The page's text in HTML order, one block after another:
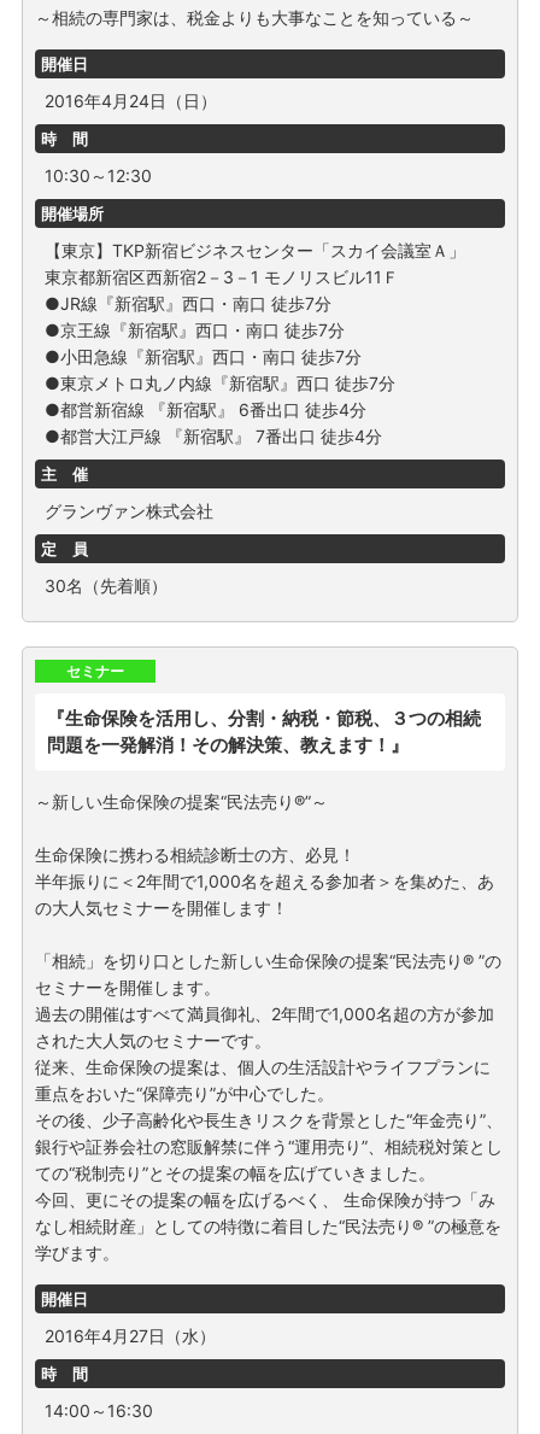
～相続の専門家は、税金よりも大事なことを知っている～
開催日
2016年4月24日（日）
時 間
10:30～12:30
開催場所
【東京】TKP新宿ビジネスセンター「スカイ会議室Ａ」
東京都新宿区西新宿2－3－1 モノリスビル11Ｆ
●JR線『新宿駅』西口・南口 徒歩7分
●京王線『新宿駅』西口・南口 徒歩7分
●小田急線『新宿駅』西口・南口 徒歩7分
●東京メトロ丸ノ内線『新宿駅』西口 徒歩7分
●都営新宿線 『新宿駅』 6番出口 徒歩4分
●都営大江戸線 『新宿駅』 7番出口 徒歩4分
主 催
グランヴァン株式会社
定 員
30名（先着順）
セミナー
『生命保険を活用し、分割・納税・節税、３つの相続
問題を一発解消！その解決策、教えます！』
～新しい生命保険の提案“民法売り®”～
生命保険に携わる相続診断士の方、必見！
半年振りに＜2年間で1,000名を超える参加者＞を集めた、あ
の大人気セミナーを開催します！
「相続」を切り口とした新しい生命保険の提案“民法売り® ”の
セミナーを開催します。
過去の開催はすべて満員御礼、2年間で1,000名超の方が参加
された大人気のセミナーです。
従来、生命保険の提案は、個人の生活設計やライフプランに
重点をおいた“保障売り”が中心でした。
その後、少子高齢化や長生きリスクを背景とした“年金売り”、
銀行や証券会社の窓販解禁に伴う“運用売り”、相続税対策とし
ての“税制売り”とその提案の幅を広げていきました。
今回、更にその提案の幅を広げるべく、 生命保険が持つ「み
なし相続財産」としての特徴に着目した“民法売り® ”の極意を
学びます。
開催日
2016年4月27日（水）
時 間
14:00～16:30